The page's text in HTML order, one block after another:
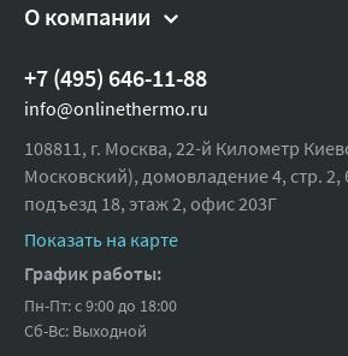
О компании
+7 (495) 646-11-88
info@onlinethermo.ru
108811, г. Москва, 22-й Километр
Московский), домовладение 4, стр.
подъезд 18, этаж 2, офис 203Г
Показать на карте
График работы:
Пн-Пт: с 9:00 до 18:00
Сб-Вс: Выходной